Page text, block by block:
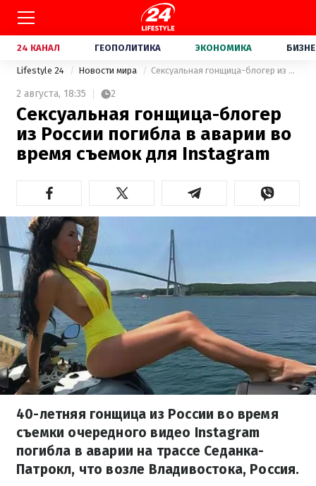
24 КАНАЛ ГЕОПОЛИТИКА ЭКОНОМИКА
Lifestyle 24 Новости мира Сексуальная гонщица-блогер из России погибла в аварии во время съемок для Instagram
2 августа, 18:35 2
Сексуальная гонщица-блогер
из России погибла в аварии во
время съемок для Instagram
40-летняя гонщица из России во время
съемки очередного видео Instagram
погибла в аварии на трассе Седанка-
Патрокл, что возле Владивостока, Россия.